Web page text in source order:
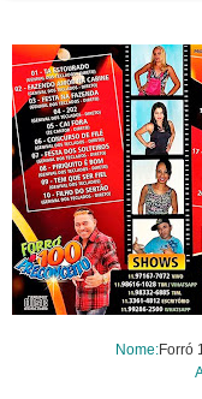
Nome:Forró